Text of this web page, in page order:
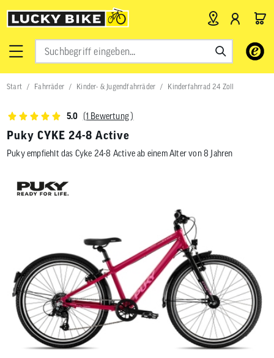
Verwende
Pfeile
nach
oben
gelangen.
Benutzer
von
können
Touch-
und
Start Fahrräder Kinder- & Jugendfahrräder Kinderfahrrad 24 Zoll
5.0 (1 Bewertung )
Puky CYKE 24-8 Active
Puky empfiehlt das Cyke 24-8 Active ab einem Alter von 8 Jahren